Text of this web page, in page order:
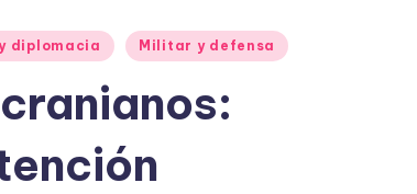
diplomacia Militar y defensa